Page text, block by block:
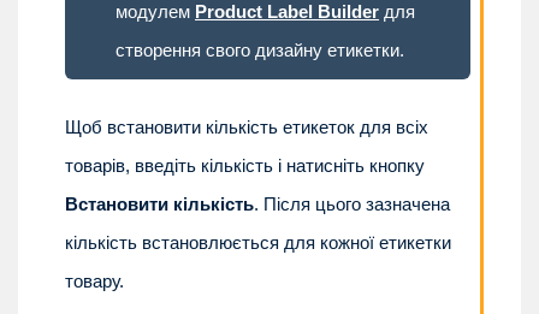
модулем Product Label Builder для
створення свого дизайну етикетки.
Щоб встановити кількість етикеток для всіх
товарів, введіть кількість і натисніть кнопку
Встановити кількість. Після цього зазначена
кількість встановлюється для кожної етикетки
товару.